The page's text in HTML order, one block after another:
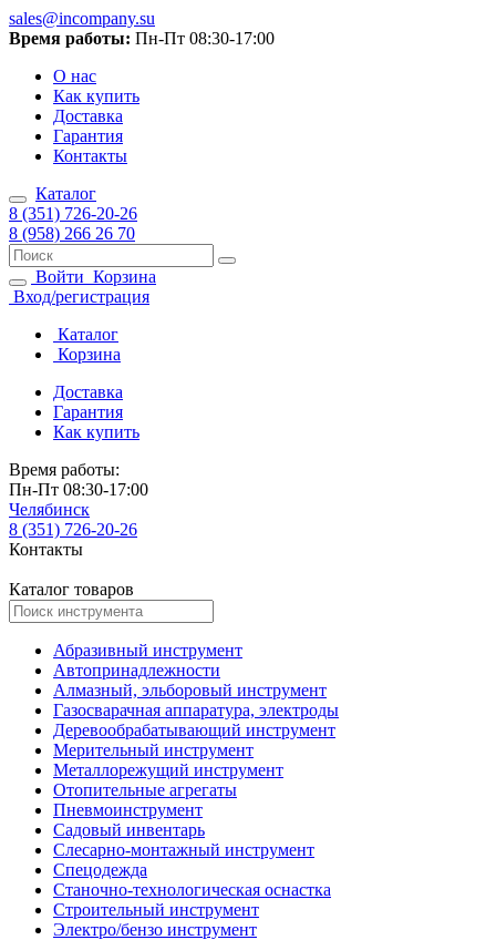
sales@incompany.su
Время работы: Пн-Пт 08:30-17:00
О нас
Как купить
Доставка
Гарантия
Контакты
Каталог
8 (351) 726-20-26
8 (958) 266 26 70
Войти Корзина
Вход/регистрация
Каталог
Корзина
Доставка
Гарантия
Как купить
Время работы:
Пн-Пт 08:30-17:00
Челябинск
8 (351) 726-20-26
Контакты
Каталог товаров
Абразивный инструмент
Автопринадлежности
Алмазный, эльборовый инструмент
Газосварачная аппаратура, электроды
Деревообрабатывающий инструмент
Мерительный инструмент
Металлорежущий инструмент
Отопительные агрегаты
Пневмоинструмент
Садовый инвентарь
Слесарно-монтажный инструмент
Спецодежда
Станочно-технологическая оснастка
Строительный инструмент
Электро/бензо инструмент